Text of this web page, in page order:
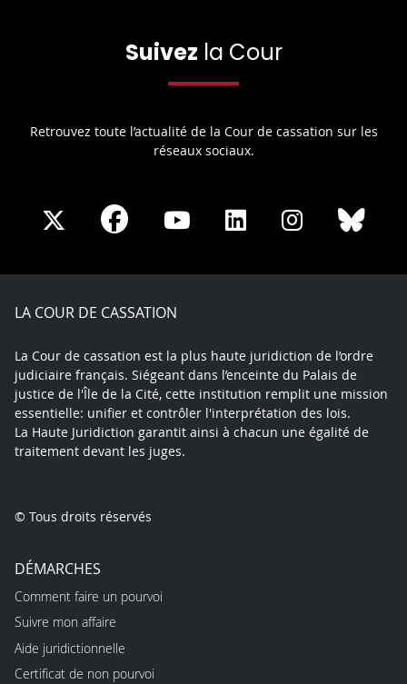
Suivez la Cour
Retrouvez toute l’actualité de la Cour de cassation sur les
réseaux sociaux.
Share
X
Share
Facebook
Share
Youtube
Share
LinkedIn
Share
Instagram
LA COUR DE CASSATION
La Cour de cassation est la plus haute juridiction de l’ordre
judiciaire français. Siégeant dans l’enceinte du Palais de
justice de l'Île de la Cité, cette institution remplit une mission
essentielle: unifier et contrôler l'interprétation des lois.
La Haute Juridiction garantit ainsi à chacun une égalité de
traitement devant les juges.
© Tous droits réservés
DÉMARCHES
Comment faire un pourvoi
Suivre mon affaire
Aide juridictionnelle
Certificat de non pourvoi